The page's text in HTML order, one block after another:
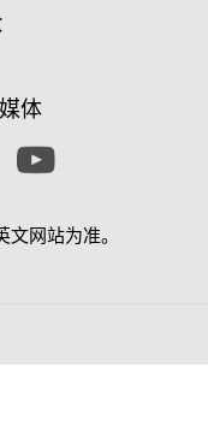
体
网站为准。